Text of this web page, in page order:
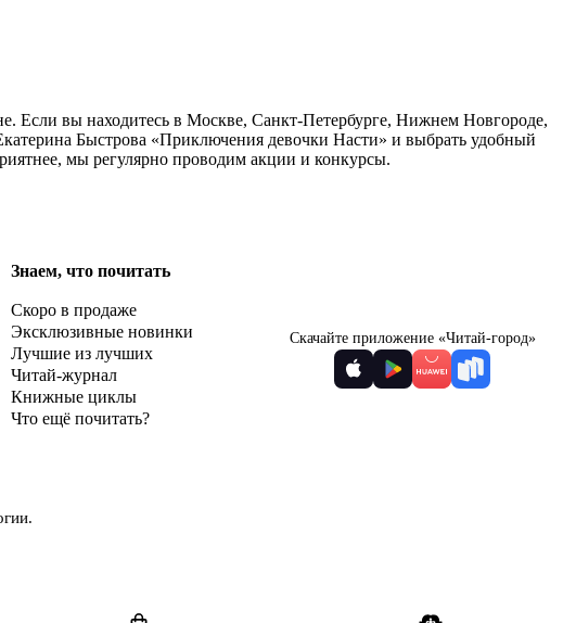
Если вы находитесь в Москве, Санкт-Петербурге, Нижнем Новгороде,
Быстрова «Приключения девочки Насти» и выбрать удобный
мы регулярно проводим акции и конкурсы.
Знаем, что почитать
Скоро в продаже
Эксклюзивные новинки
Лучшие из лучших
Читай-журнал
Книжные циклы
Что ещё почитать?
.
Скачайте приложение «Читай-город»